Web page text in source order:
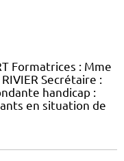
Formatrices : Mme
Secrétaire :
handicap :
en situation de